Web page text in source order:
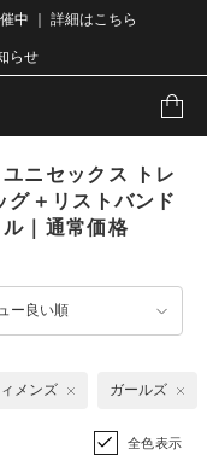
中 ｜ 詳細はこちら
らせ
ニセックス トレ
グ＋リストバンド
｜通常価格
ー良い順
メンズ ガールズ
全色表示